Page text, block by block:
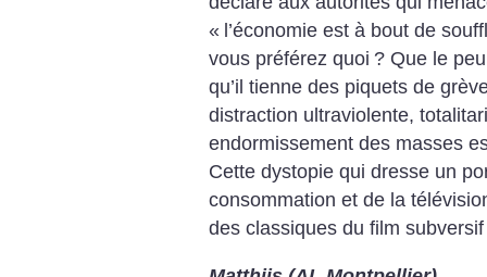
« l’économie est à bout de
vous préférez quoi ? Que le
qu’il tienne des piquets de
distraction ultraviolente,
endormissement des masses
Cette dystopie qui dresse un
consommation et de la
des classiques du film